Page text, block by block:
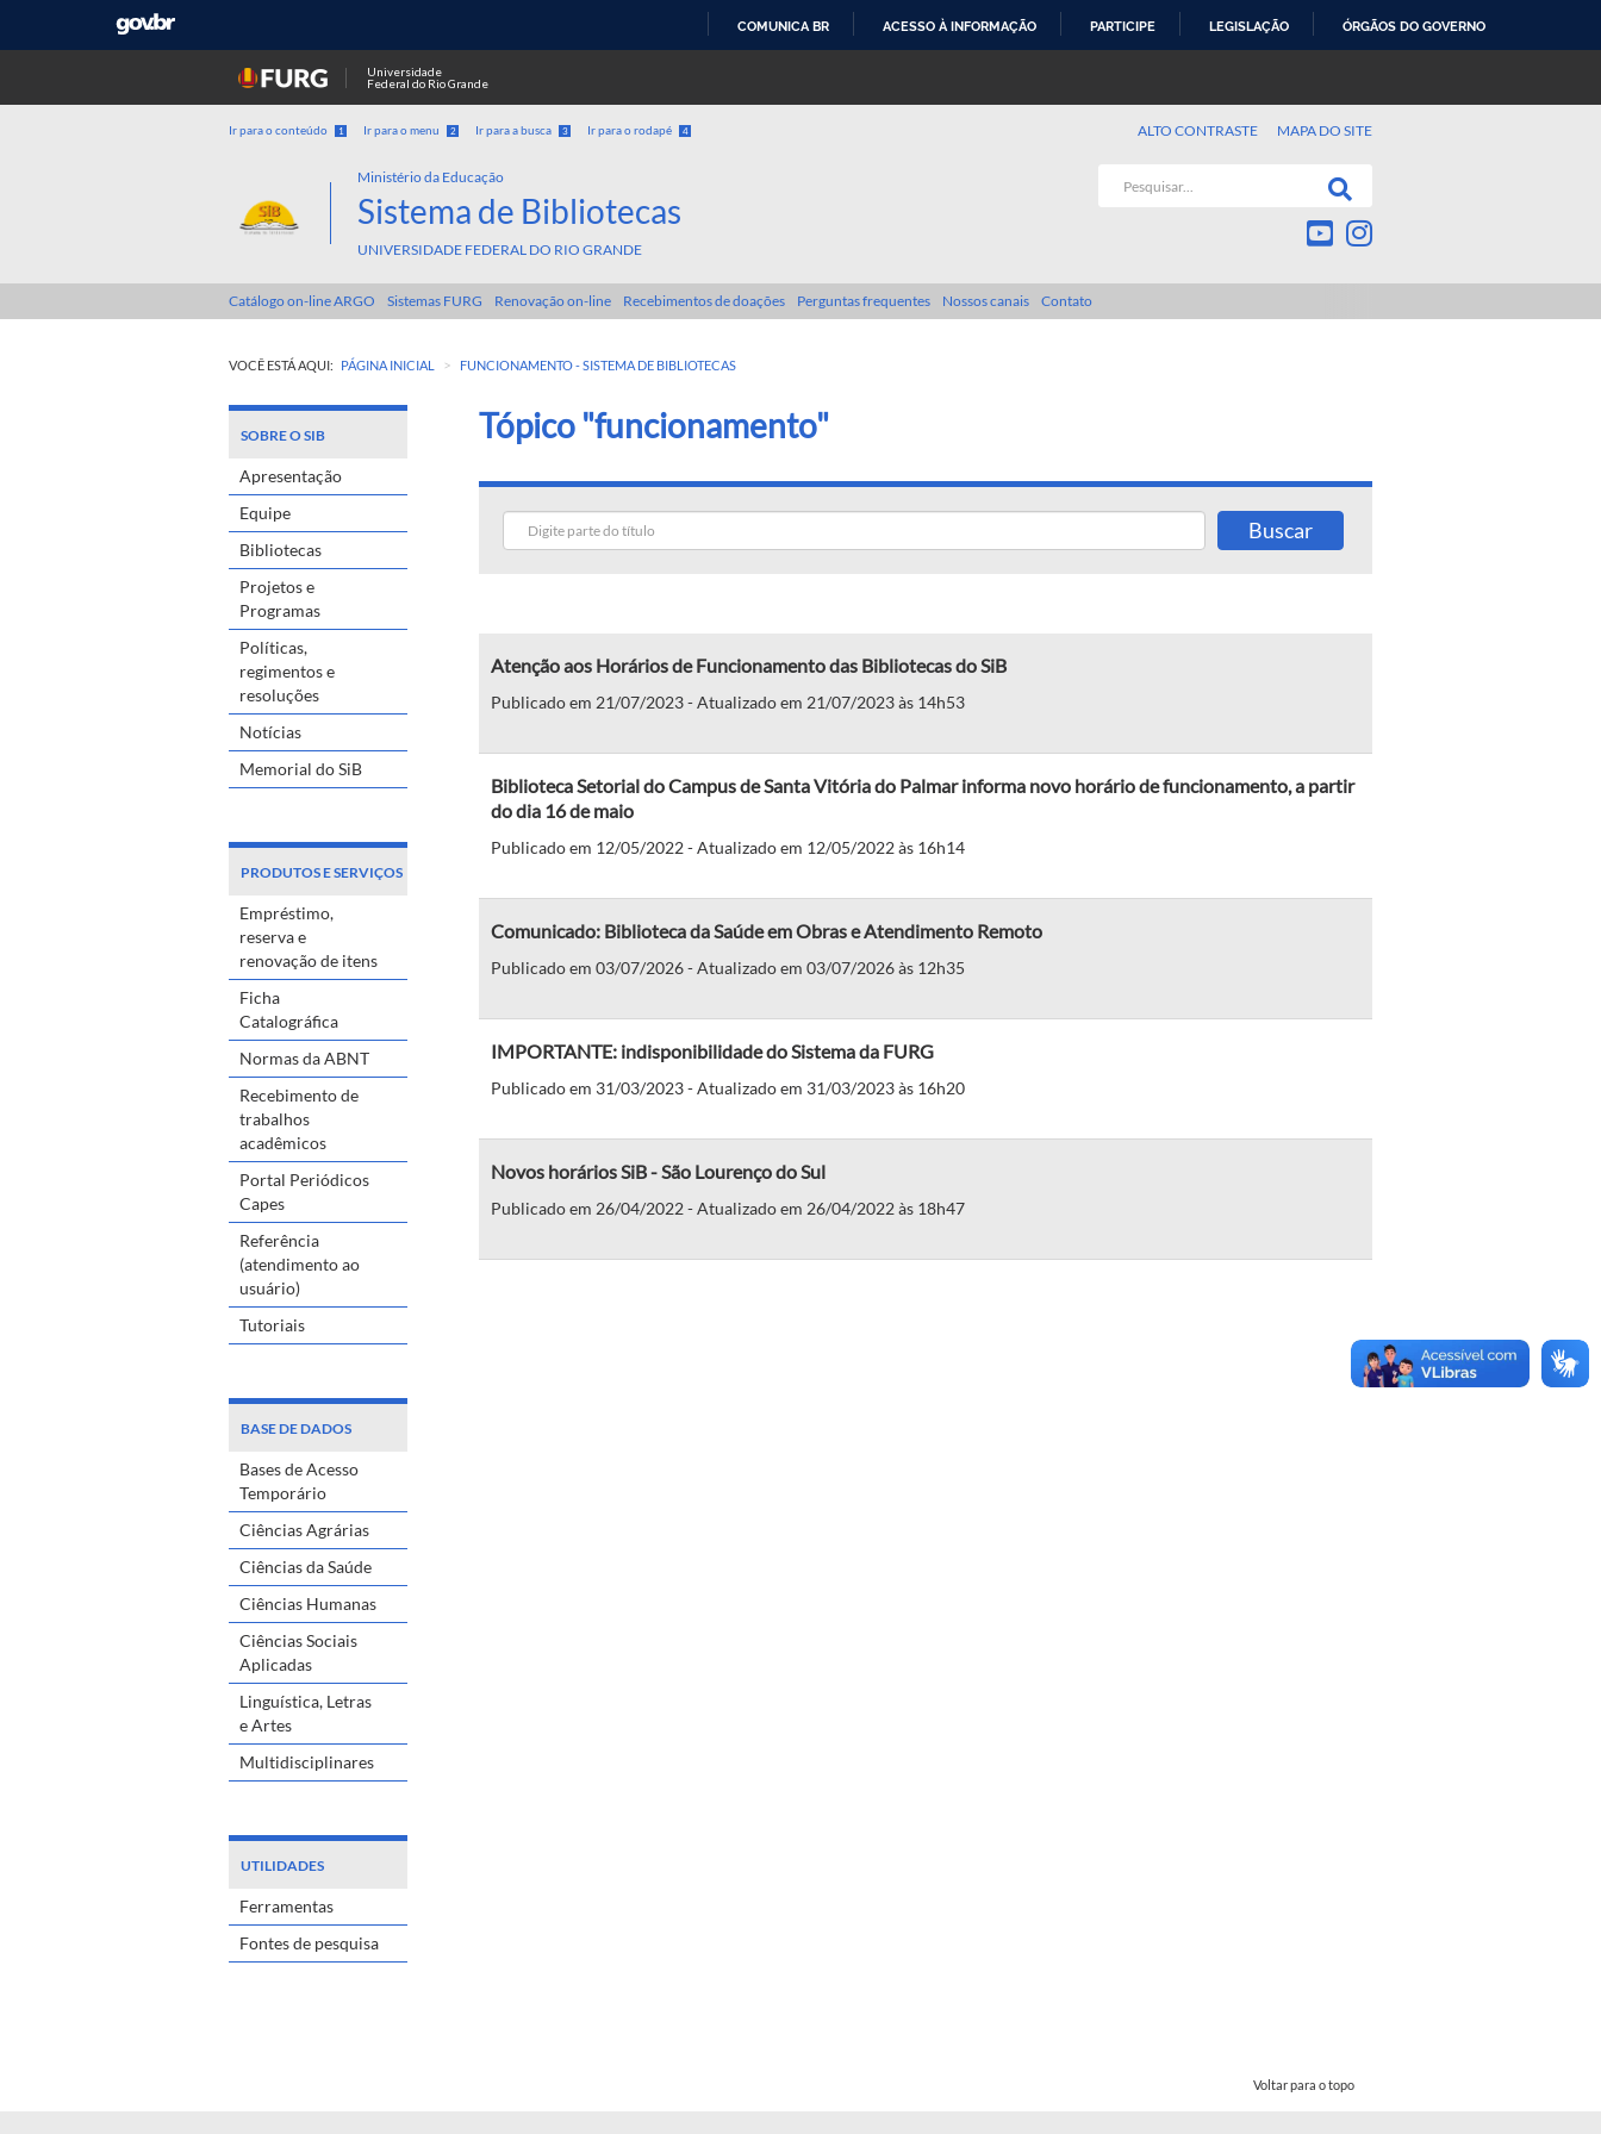
COMUNICA BR ACESSO À INFORMAÇÃO PARTICIPE LEGISLAÇÃO ÓRGÃOS DO GOVERNO
Universidade
Federal do Rio Grande
Ir para o conteúdo 1 Ir para o menu 2 Ir para a busca 3 Ir para o rodapé 4 ALTO CONTRASTE MAPA DO SITE
Ministério da Educação
Sistema de Bibliotecas
UNIVERSIDADE FEDERAL DO RIO GRANDE
Catálogo on-line ARGO Sistemas FURG Renovação on-line Recebimentos de doações Perguntas frequentes Nossos canais Contato
VOCÊ ESTÁ AQUI: PÁGINA INICIAL > FUNCIONAMENTO - SISTEMA DE BIBLIOTECAS
SOBRE O SIB
Apresentação
Equipe
Bibliotecas
Projetos e
Programas
Políticas,
regimentos e
resoluções
Notícias
Memorial do SiB
PRODUTOS E SERVIÇOS
Empréstimo,
reserva e
renovação de itens
Ficha
Catalográfica
Normas da ABNT
Recebimento de
trabalhos
acadêmicos
Portal Periódicos
Capes
Referência
(atendimento ao
usuário)
Tutoriais
BASE DE DADOS
Bases de Acesso
Temporário
Ciências Agrárias
Ciências da Saúde
Ciências Humanas
Ciências Sociais
Aplicadas
Linguística, Letras
e Artes
Multidisciplinares
UTILIDADES
Ferramentas
Fontes de pesquisa
Tópico "funcionamento"
Buscar
Atenção aos Horários de Funcionamento das Bibliotecas do SiB
Publicado em 21/07/2023 - Atualizado em 21/07/2023 às 14h53
Biblioteca Setorial do Campus de Santa Vitória do Palmar informa novo horário de funcionamento, a partir
do dia 16 de maio
Publicado em 12/05/2022 - Atualizado em 12/05/2022 às 16h14
Comunicado: Biblioteca da Saúde em Obras e Atendimento Remoto
Publicado em 03/07/2026 - Atualizado em 03/07/2026 às 12h35
IMPORTANTE: indisponibilidade do Sistema da FURG
Publicado em 31/03/2023 - Atualizado em 31/03/2023 às 16h20
Novos horários SiB - São Lourenço do Sul
Publicado em 26/04/2022 - Atualizado em 26/04/2022 às 18h47
Voltar para o topo